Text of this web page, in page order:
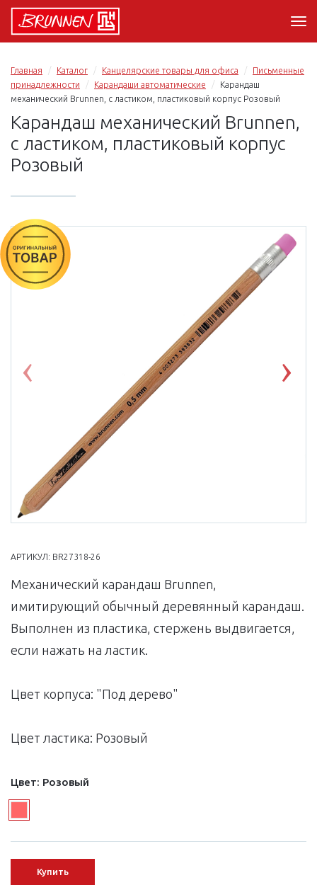
Главная Каталог Канцелярские товары для офиса
Письменные
принадлежности
Карандаши автоматические
Карандаш
механический Brunnen, с ластиком, пластиковый корпус Розовый
Карандаш механический Brunnen,
с ластиком, пластиковый корпус
Розовый
АРТИКУЛ: BR27318-26
Механический карандаш Brunnen,
имитирующий обычный деревянный карандаш.
Выполнен из пластика, стержень выдвигается,
если нажать на ластик.
Цвет корпуса: "Под дерево"
Цвет ластика: Розовый
Цвет: Розовый
Купить